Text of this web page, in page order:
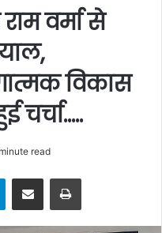
वर्मा से
विकास
read
TelegramShare via Email Print